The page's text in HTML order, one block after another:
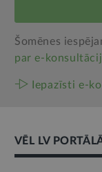
Šomēnes
par
Iepazīsti e-
VĒL LV